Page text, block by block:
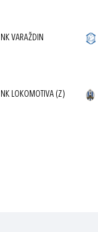
NK VARAŽDIN
NK LOKOMOTIVA (Z)